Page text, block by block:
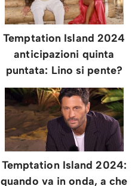
Temptation Island 2024
anticipazioni quinta
puntata: Lino si pente?
Temptation Island 2024:
quando va in onda, a che